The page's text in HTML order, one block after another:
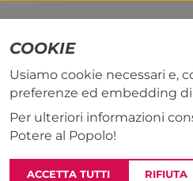
PAP!
COOKIE
Usiamo cookie necessari e,
preferenze ed embedding di
Per ulteriori informazioni
Potere al Popolo!
ACCETTA TUTTI RIFIUTA